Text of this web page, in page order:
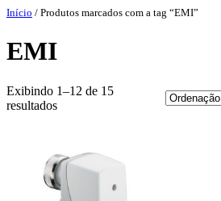
Pular
o
conteúdo
Início / Produtos marcados com a tag “EMI”
EMI
Exibindo 1–12 de 15
resultados